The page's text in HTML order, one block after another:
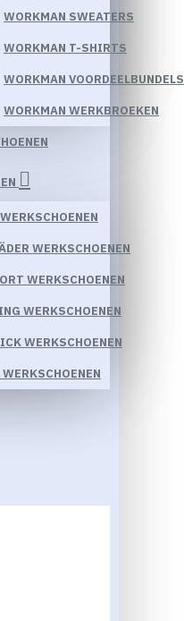
WORKMAN SWEATERS
WORKMAN T-SHIRTS
WORKMAN VOORDEELBUNDELS
WORKMAN WERKBROEKEN
WERKSCHOENEN
WERKSCHOENEN
WERKSCHOENEN
WERKSCHOENEN